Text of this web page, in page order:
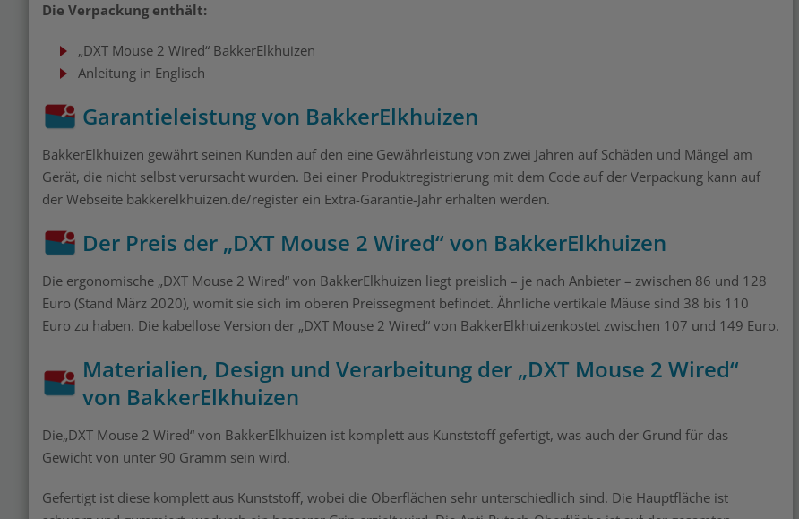
Die Verpackung enthält:
„DXT Mouse 2 Wired“ BakkerElkhuizen
Anleitung in Englisch
Garantieleistung von BakkerElkhuizen
BakkerElkhuizen gewährt seinen Kunden auf den eine Gewährleistung von zwei Jahren auf Schäden und Mängel am
Gerät, die nicht selbst verursacht wurden. Bei einer Produktregistrierung mit dem Code auf der Verpackung kann auf
der Webseite bakkerelkhuizen.de/register ein Extra-Garantie-Jahr erhalten werden.
Der Preis der „DXT Mouse 2 Wired“ von BakkerElkhuizen
Die ergonomische „DXT Mouse 2 Wired“ von BakkerElkhuizen liegt preislich – je nach Anbieter – zwischen 86 und 128
Euro (Stand März 2020), womit sie sich im oberen Preissegment befindet. Ähnliche vertikale Mäuse sind 38 bis 110
Euro zu haben. Die kabellose Version der „DXT Mouse 2 Wired“ von BakkerElkhuizenkostet zwischen 107 und 149 Euro.
Materialien, Design und Verarbeitung der „DXT Mouse 2 Wired“
von BakkerElkhuizen
Die„DXT Mouse 2 Wired“ von BakkerElkhuizen ist komplett aus Kunststoff gefertigt, was auch der Grund für das
Gewicht von unter 90 Gramm sein wird.
Gefertigt ist diese komplett aus Kunststoff, wobei die Oberflächen sehr unterschiedlich sind. Die Hauptfläche ist